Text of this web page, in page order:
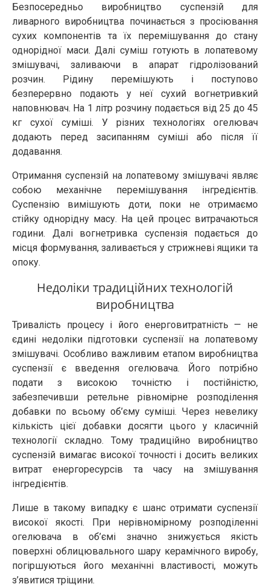
Безпосередньо виробництво суспензій для
ливарного виробництва починається з просіювання
сухих компонентів та їх перемішування до стану
однорідної маси. Далі суміш готують в лопатевому
змішувачі, заливаючи в апарат гідролізований
розчин. Рідину перемішують і поступово
безперервно подають у неї сухий вогнетривкий
наповнювач. На 1 літр розчину подається від 25 до 45
кг сухої суміші. У різних технологіях огелювач
додають перед засипанням суміші або після її
додавання.
Отримання суспензій на лопатевому змішувачі являє
собою механічне перемішування інгредієнтів.
Суспензію вимішують доти, поки не отримаємо
стійку однорідну масу. На цей процес витрачаються
години. Далі вогнетривка суспензія подається до
місця формування, заливається у стрижневі ящики та
опоку.
Недоліки традиційних технологій
виробництва
Тривалість процесу і його енерговитратність — не
єдині недоліки підготовки суспензії на лопатевому
змішувачі. Особливо важливим етапом виробництва
суспензії є введення огелювача. Його потрібно
подати з високою точністю і постійністю,
забезпечивши ретельне рівномірне розподілення
добавки по всьому об’єму суміші. Через невелику
кількість цієї добавки досягти цього у класичній
технології складно. Тому традиційно виробництво
суспензій вимагає високої точності і досить великих
витрат енергоресурсів та часу на змішування
інгредієнтів.
Лише в такому випадку є шанс отримати суспензії
високої якості. При нерівномірному розподіленні
огелювача в об’ємі значно знижується якість
поверхні облицювального шару керамічного виробу,
погіршуються його механічні властивості, можуть
з’явитися тріщини.